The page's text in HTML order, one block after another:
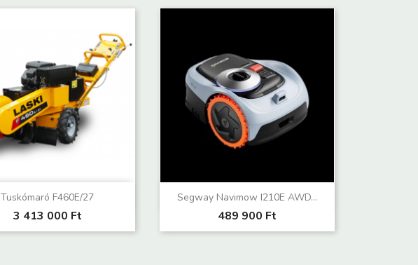
Tuskómaró F460E/27
3 413 000 Ft
Előnézet Segway Navimow I210E AWD...
489 900 Ft
Előnézet